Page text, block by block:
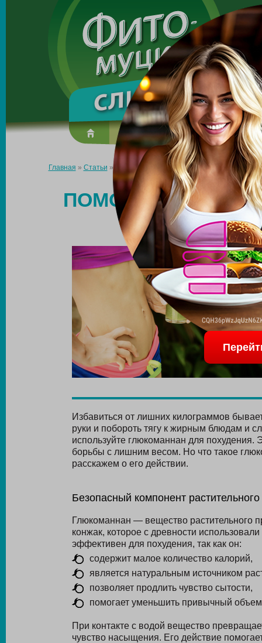
Made in the UK
О препарате Усиль эффект
Главная » Статьи »Помощь глюкоманнана при снижении веса
ПОМОЩЬ
Избавиться от лишних килограммов
руки и побороть тягу к жирным блюдам и
используйте глюкоманнан для похудения.
борьбы с лишним весом. Но что такое
расскажем о его действии.
Безопасный компонент
Глюкоманнан — вещество растительного
конжак, которое с древности
эффективен для похудения, так как он:
содержит малое количество калорий,
является натуральным источником
позволяет продлить чувство сытости,
помогает уменьшить привычный
При контакте с водой вещество
чувство насыщения. Его действие